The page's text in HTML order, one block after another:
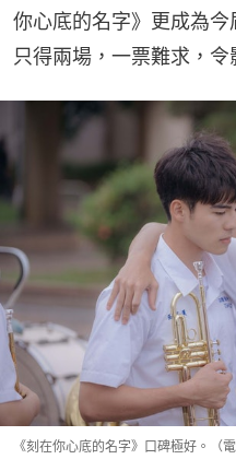
你心底的名字》更成為
只得兩場，一票難求，令
《刻在你心底的名字》口碑極好。（電